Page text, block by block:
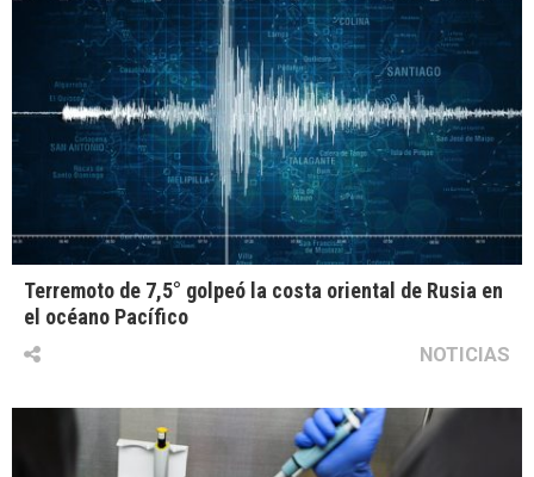
Terremoto de 7,5° golpeó la costa oriental de Rusia en
el océano Pacífico
NOTICIAS